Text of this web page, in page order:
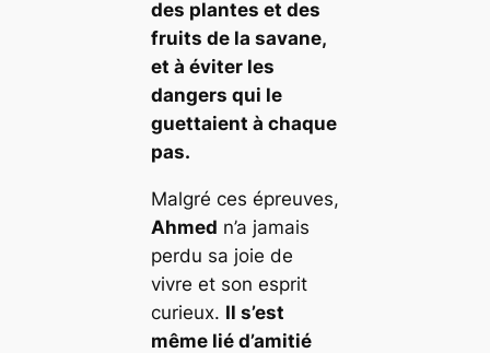
des plantes et des
fruits de la savane,
et à éviter les
dangers qui le
guettaient à chaque
pas.
Malgré ces épreuves,
Ahmed n’a jamais
perdu sa joie de
vivre et son esprit
curieux. Il s’est
même lié d’amitié